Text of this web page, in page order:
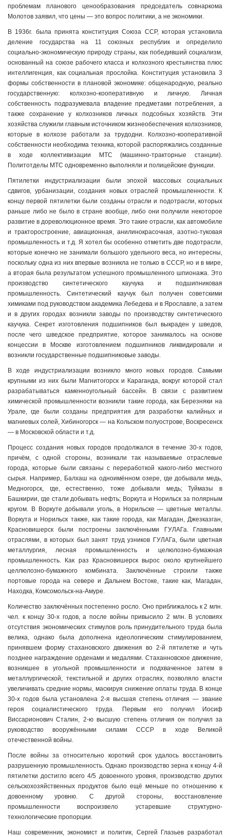
проблемам планового ценообразования председатель совнаркома
Молотов заявил, что цены — это вопрос политики, а не экономики.
В 1936г. была принята конституция Союза ССР, которая установила
деление государства на 11 союзных республик и определило
социально-экономическую природу страны, как победивший социализм,
основанный на союзе рабочего класса и колхозного крестьянства плюс
интеллигенция, как социальная прослойка. Конституция установила 3
формы собственности в плановой экономике: общенародную, реально
государственную: колхозно-кооперативную и личную. Личная
собственность подразумевала владение предметами потребления, а
также сохранение у колхозников личных подсобных хозяйств. Эти
хозяйства служили главным источником жизнеобеспечения колхозников,
которые в колхозе работали за трудодни. Колхозно-кооперативной
собственности необходима техника, которой распоряжались созданные
в ходе коллективизации МТС (машинно-тракторные станции).
Политотделы МТС одновременно выполняли и полицейские функции.
Пятилетки индустриализации были эпохой массовых социальных
сдвигов, урбанизации, создания новых отраслей промышленности. К
концу первой пятилетки были созданы отрасли и подотрасли, которых
раньше либо не было в стране вообще, либо они получили некоторое
развитие в дореволюционное время. Это такие отрасли, как автомобиле
и тракторостроение, авиационная, анилинокрасочная, азотно-туковая
промышленность и т.д. Я хотел бы особенно отметить две подотрасли,
которые конечно не занимали большого удельного веса, но интересны,
поскольку одна из них впервые возникла не только в СССР, но и в мире,
а вторая была результатом успешного промышленного шпионажа. Это
производство синтетического каучука и подшипниковая
промышленность. Синтетический каучук был получен советскими
химиками под руководством академика Лебедева и в Ярославле, а затем
и в других городах возникли заводы по производству синтетического
каучука. Секрет изготовления подшипников был выкраден у шведов,
после чего шведское предприятие, которое занималось на основе
концессии в Москве изготовлением подшипников ликвидировали и
возникли государственные подшипниковые заводы.
В ходе индустриализации возникло много новых городов. Самыми
крупными из них были Магнитогорск и Караганда, вокруг которой стал
разрабатываться каменноугольный бассейн. В связи с развитием
химической промышленности возникли такие города, как Березняки на
Урале, где были созданы предприятия для разработки калийных и
магниевых солей, Хибиногорск — на Кольском полуострове, Воскресенск
— в Московской области и т.д.
Процесс создания новых городов продолжался в течение 30-х годов,
причём, с одной стороны, возникали так называемые отраслевые
города, которые были связаны с переработкой какого-либо местного
сырья. Например, Балхаш на одноимённом озере, где добывали медь,
Медногорск, где, естественно, тоже добывали медь; Туймазы в
Башкирии, где стали добывать нефть; Воркута и Норильск за полярным
кругом. В Воркуте добывали уголь, в Норильске — цветные металлы.
Воркута и Норильск также, как такие города, как Магадан, Джезказган,
Красновишерск были построены заключёнными ГУЛАГа. Главными
отраслями, в которых был занят труд узников ГУЛАГа, были цветная
металлургия, лесная промышленность и целюлозно-бумажная
промышленность. Как раз Красновишерск вырос около крупнейшего
целлюлозно-бумажного комбината. Заключённые строили также
портовые города на севере и Дальнем Востоке, такие как, Магадан,
Находка, Комсомольск-на-Амуре.
Количество заключённых постепенно росло. Оно приближалось к 2 млн.
чел. к концу 30-х годов, а после войны привысило 2 млн. В условиях
отсутствия экономических стимулов роль принудительного труда была
велика, однако была дополнена идеологическим стимулированием,
принявшем форму стахановского движения во 2-й пятилетке и чуть
позднее награждение орденами и медалями. Стаханновское движение,
возникшее в угольной промышленности и подхваченное затем в
металлургической, текстильной и других отраслях, позволяло власти
увеличивать средние нормы, маскируя снижение оплаты труда. В конце
30-х годов была установлена 2-я высшая степень отличия — звание
героя социалистического труда. Первым его получил Иосиф
Виссарионович Сталин, 2-ю высшую степень отличия он получил за
руководство вооружёнными силами СССР в ходе Великой
отечественной войны.
После войны за относительно короткий срок удалось восстановить
разрушенную промышленность. Однако производство зерна к концу 4-й
пятилетки достигло всего 4/5 довоенного уровня, производство других
сельскохозяйственных продуктов было ещё меньше по отношению к
довоенному уровню. С другой стороны, восстановление
промышленности воспроизвело устаревшие структурно-
технологические пропорции.
Наш современник, экономист и политик, Сергей Глазьев разработал